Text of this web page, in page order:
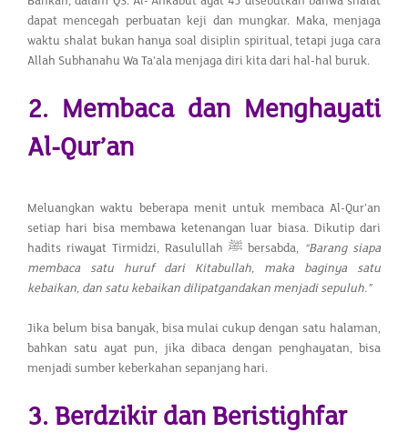
dapat mencegah perbuatan keji dan mungkar. Maka, menjaga
waktu shalat bukan hanya soal disiplin spiritual, tetapi juga cara
Allah Subhanahu Wa Ta'ala menjaga diri kita dari hal-hal buruk.
2. Membaca dan Menghayati
Al-Qur’an
Meluangkan waktu beberapa menit untuk membaca Al-Qur’an
setiap hari bisa membawa ketenangan luar biasa. Dikutip dari
hadits riwayat Tirmidzi, Rasulullah ﷺ bersabda, “Barang siapa
membaca satu huruf dari Kitabullah, maka baginya satu
kebaikan, dan satu kebaikan dilipatgandakan menjadi sepuluh.”
Jika belum bisa banyak, bisa mulai cukup dengan satu halaman,
bahkan satu ayat pun, jika dibaca dengan penghayatan, bisa
menjadi sumber keberkahan sepanjang hari.
3. Berdzikir dan Beristighfar